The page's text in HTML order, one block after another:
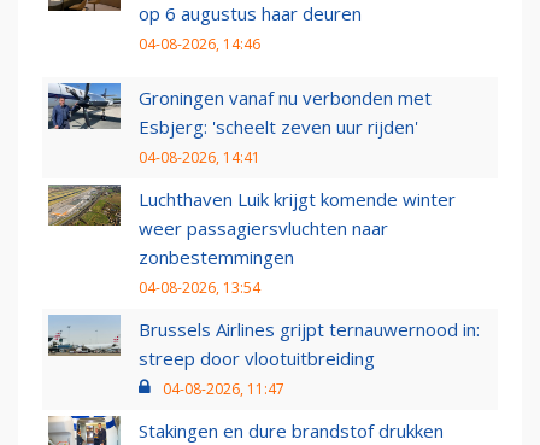
op 6 augustus haar deuren
04-08-2026, 14:46
Groningen vanaf nu verbonden met
Esbjerg: 'scheelt zeven uur rijden'
04-08-2026, 14:41
Luchthaven Luik krijgt komende winter
weer passagiersvluchten naar
zonbestemmingen
04-08-2026, 13:54
Brussels Airlines grijpt ternauwernood in:
streep door vlootuitbreiding
04-08-2026, 11:47
Stakingen en dure brandstof drukken